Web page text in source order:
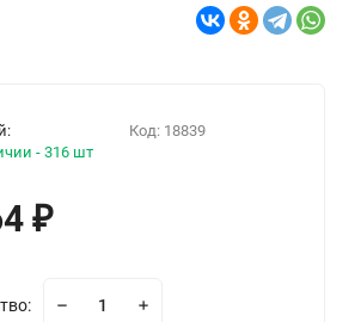
- 316 шт
Код: 18839
₽